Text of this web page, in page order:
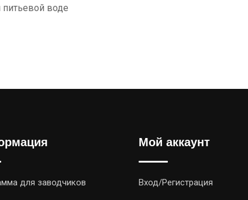
питьевой воде
для заводчиков
Мой аккаунт
Вход/Регистрация